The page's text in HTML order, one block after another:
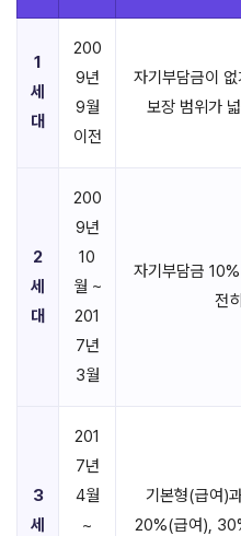
1
세
대
200
9년
9월
이전
자기부담금이
보장 범위가
2
세
대
200
9년
10
월 ~
201
7년
3월
자기부담금
전
3
세
201
7년
4월
~
기본형(급여)
20%(급여),